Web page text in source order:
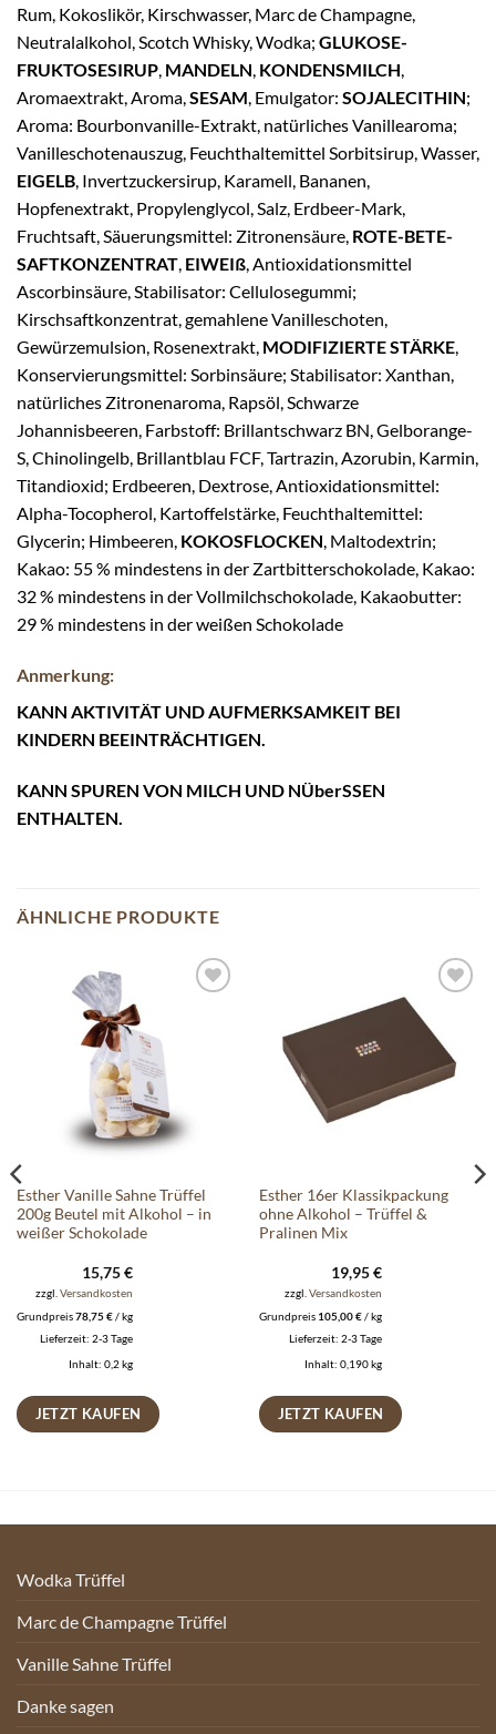
Rum, Kokoslikör, Kirschwasser, Marc de Champagne,
Neutralalkohol, Scotch Whisky, Wodka; GLUKOSE-
FRUKTOSESIRUP, MANDELN, KONDENSMILCH,
Aromaextrakt, Aroma,SESAM, Emulgator: SOJALECITHIN;
Aroma: Bourbonvanille-Extrakt, natürliches Vanillearoma;
Vanilleschotenauszug, Feuchthaltemittel Sorbitsirup, Wasser,
EIGELB, Invertzuckersirup, Karamell, Bananen,
Hopfenextrakt, Propylenglycol, Salz, Erdbeer-Mark,
Fruchtsaft, Säuerungsmittel: Zitronensäure, ROTE-BETE-
SAFTKONZENTRAT, EIWEIß, Antioxidationsmittel
Ascorbinsäure, Stabilisator: Cellulosegummi;
Kirschsaftkonzentrat, gemahlene Vanilleschoten,
Gewürzemulsion, Rosenextrakt, MODIFIZIERTE STÄRKE,
Konservierungsmittel: Sorbinsäure; Stabilisator: Xanthan,
natürliches Zitronenaroma, Rapsöl, Schwarze
Johannisbeeren, Farbstoff: Brillantschwarz BN, Gelborange-
S, Chinolingelb, Brillantblau FCF, Tartrazin, Azorubin, Karmin,
Titandioxid; Erdbeeren, Dextrose, Antioxidationsmittel:
Alpha-Tocopherol, Kartoffelstärke, Feuchthaltemittel:
Glycerin; Himbeeren, KOKOSFLOCKEN, Maltodextrin;
Kakao: 55 % mindestens in der Zartbitterschokolade, Kakao:
32 % mindestens in der Vollmilchschokolade, Kakaobutter:
29 % mindestens in der weißen Schokolade
Anmerkung:
KANN AKTIVITÄT UND AUFMERKSAMKEIT BEI
KINDERN BEEINTRÄCHTIGEN.
KANN SPUREN VON MILCH UND NÜberSSEN
ENTHALTEN.
ÄHNLICHE PRODUKTE
Esther Vanille Sahne Trüffel
200g Beutel mit Alkohol – in
weißer Schokolade
15,75€
zzgl. Versandkosten
Grundpreis78,75€/kg
Lieferzeit: 2-3 Tage
Inhalt: 0,2 kg
JETZT KAUFEN
Auf die
Wunschliste
Esther 16er Klassikpackung
ohne Alkohol – Trüffel &
Pralinen Mix
19,95€
zzgl. Versandkosten
Grundpreis 105,00€/kg
Lieferzeit: 2-3 Tage
Inhalt: 0,190kg
JETZT KAUFEN
Wodka Trüffel
Marc de Champagne Trüffel
Vanille Sahne Trüffel
Danke sagen